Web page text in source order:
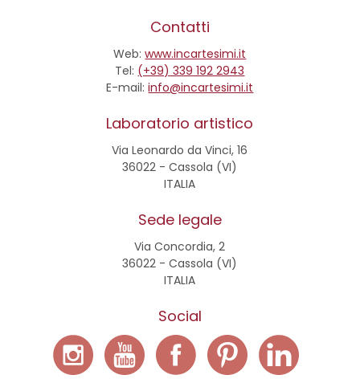
Contatti
Web:www.incartesimi.it
Tel: (+39) 339 192 2943
E-mail:info@incartesimi.it
Laboratorio artistico
Via Leonardo da Vinci, 16
36022 - Cassola (VI)
ITALIA
Sede legale
Via Concordia, 2
36022 - Cassola (VI)
ITALIA
Social